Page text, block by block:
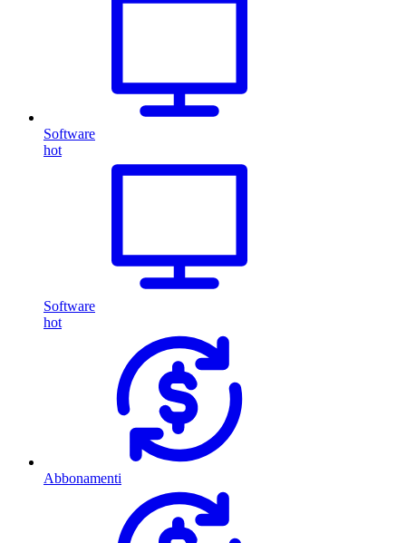
Software
hot
Software
hot
Abbonamenti